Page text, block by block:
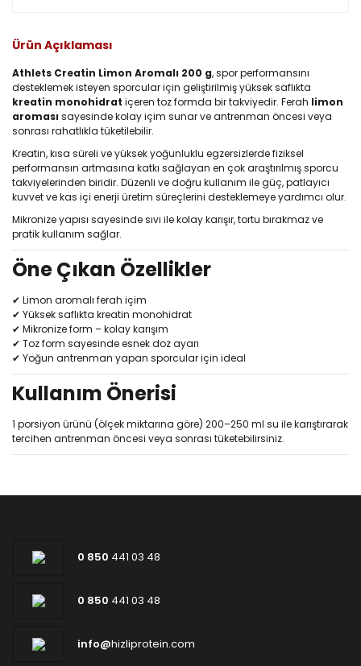
Ürün Açıklaması
Athlets Creatin Limon Aromalı 200 g, spor performansını
desteklemek isteyen sporcular için geliştirilmiş yüksek saflıkta
kreatin monohidrat içeren toz formda bir takviyedir. Ferah limon
aroması sayesinde kolay içim sunar ve antrenman öncesi veya
sonrası rahatlıkla tüketilebilir.
Kreatin, kısa süreli ve yüksek yoğunluklu egzersizlerde fiziksel
performansın artmasına katkı sağlayan en çok araştırılmış sporcu
takviyelerinden biridir. Düzenli ve doğru kullanım ile güç, patlayıcı
kuvvet ve kas içi enerji üretim süreçlerini desteklemeye yardımcı olur.
Mikronize yapısı sayesinde sıvı ile kolay karışır, tortu bırakmaz ve
pratik kullanım sağlar.
Öne Çıkan Özellikler
✔ Limon aromalı ferah içim
✔ Yüksek saflıkta kreatin monohidrat
✔ Mikronize form – kolay karışım
✔ Toz form sayesinde esnek doz ayarı
✔ Yoğun antrenman yapan sporcular için ideal
Kullanım Önerisi
1 porsiyon ürünü (ölçek miktarına göre) 200–250 ml su ile karıştırarak
tercihen antrenman öncesi veya sonrası tüketebilirsiniz.
0 850 441 03 48
0 850 441 03 48
info@hizliprotein.com